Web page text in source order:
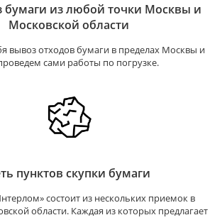
бумаги из любой точки Москвы и
Московской области
вывоз отходов бумаги в пределах Москвы и
сами работы по погрузке.
пунктов скупки бумаги
состоит из нескольких приемок в
области. Каждая из которых предлагает